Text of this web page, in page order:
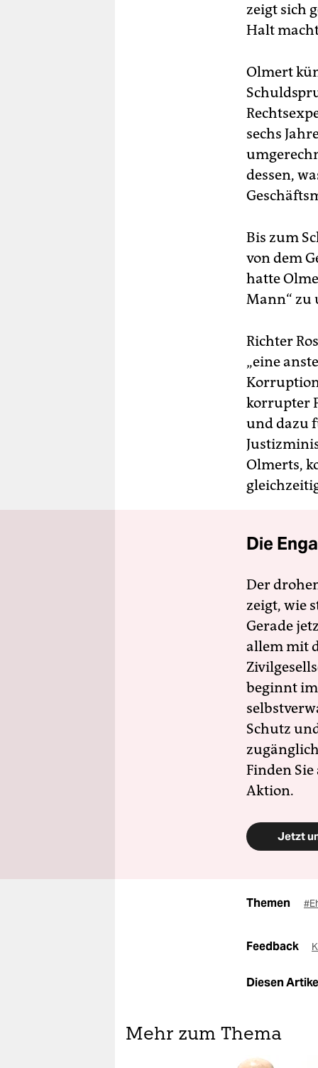
zeigt sich
Halt
Olmert
sechs
dessen,
Bis zum
von dem
hatte
Mann“ zu
Richter
„eine
Korruption
korrupter
und dazu
Olmerts,
Die
Der
zeigt, wie
Gerade
allem mit
beginnt
Schutz
Finden
Aktion.
Jetzt
Themen
Feedback
Diesen
Mehr zum Thema